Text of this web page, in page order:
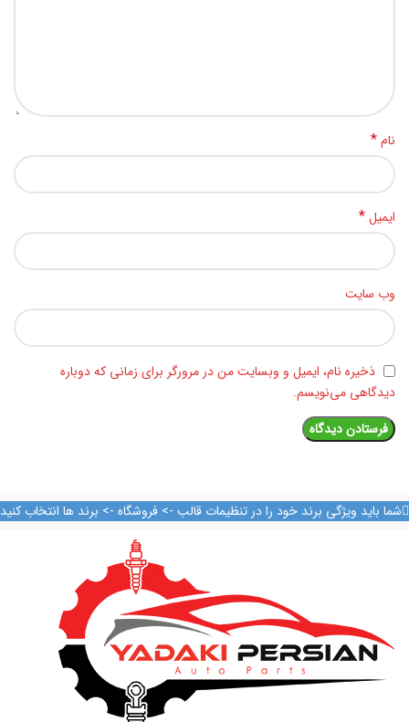
نام*
ایمیل*
وب‌ سایت
ذخیره نام، ایمیل و وبسایت من در مرورگر برای زمانی که دوباره
دیدگاهی می‌نویسم.
شما باید ویژگی برند خود را در تنظیمات قالب -> فروشگاه -> برند ها انتخاب کنید